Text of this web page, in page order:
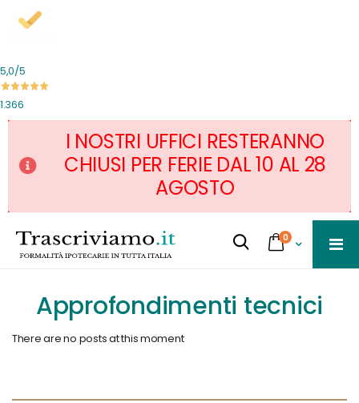
5,0/5
1.366
I NOSTRI UFFICI RESTERANNO
CHIUSI PER FERIE DAL 10 AL 28
AGOSTO
al
contenuto
Cart
0servizi
Cerca...
Approfondimenti tecnici
There are no posts at this moment